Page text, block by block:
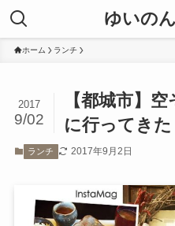
ゆいの
ホーム ランチ
【都城市】
に行ってきた
2017
9/02
ランチ 2017年9月2日